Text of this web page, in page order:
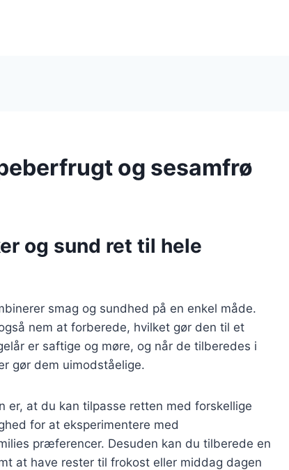
og sesamfrø
og sund ret til hele
smag og sundhed på en enkel måde.
nem at forberede, hvilket gør den til et
er saftige og møre, og når de tilberedes i
gør dem uimodståelige.
er, at du kan tilpasse retten med forskellige
for at eksperimentere med
præferencer. Desuden kan du tilberede en
at have rester til frokost eller middag dagen